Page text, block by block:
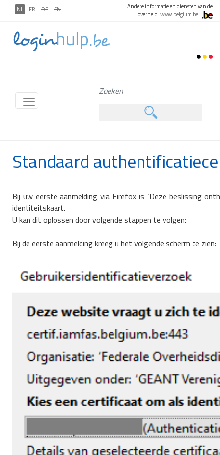
NL FR DE EN
Andere informatie en diensten van de
overheid:www.belgium.be
Standaard
Bij uw eerste aanmelding via Firefox is ‘Deze beslissing
identiteitskaart.
U kan dit oplossen door volgende stappen te volgen:
Bij de eerste aanmelding kreeg u het volgende scherm te zien: